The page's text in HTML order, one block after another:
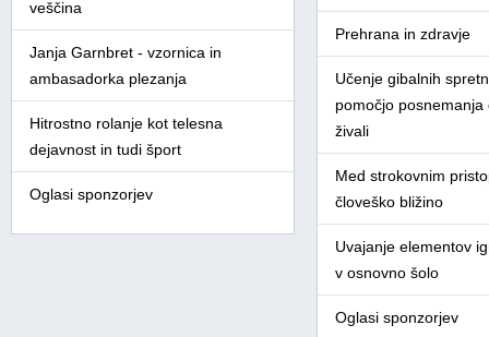
veščina
Janja Garnbret - vzornica in
ambasadorka plezanja
Hitrostno rolanje kot telesna
dejavnost in tudi šport
Oglasi sponzorjev
Prehrana in zdravje
Učenje gibalnih
pomočjo posnemanja
živali
Med strokovnim
človeško bližino
Uvajanje elementov
v osnovno šolo
Oglasi sponzorjev